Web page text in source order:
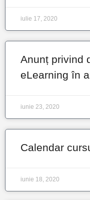
iulie 17, 2020
Anunț privind
eLearning în
iunie 23, 2020
Calendar
iunie 18, 2020